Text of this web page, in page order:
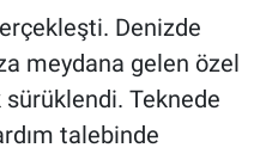
Denizde
meydana gelen özel
Teknede
talebinde